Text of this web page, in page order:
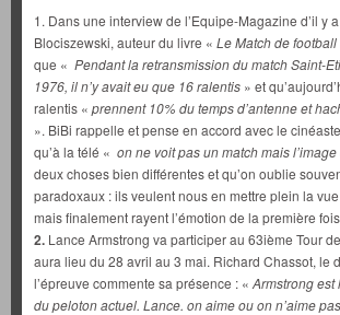
1. Dans une interview de l’Equipe-Magazine d’il y
Blociszewski, auteur du livre « Le Match de
que « Pendant la retransmission du match Saint-
1976, il n’y avait eu que 16 ralentis » et
ralentis « prennent 10% du temps d’antenne et
». BiBi rappelle et pense en accord avec le
qu’à la télé « on ne voit pas un match mais l’image
deux choses bien différentes et qu’on oublie
paradoxaux : ils veulent nous en mettre plein la
mais finalement rayent l’émotion de la première
2. Lance Armstrong va participer au 63ième Tour
aura lieu du 28 avril au 3 mai. Richard Chassot, le
l’épreuve commente sa présence : « Armstrong est
du peloton actuel. Lance. on aime ou on n’aime